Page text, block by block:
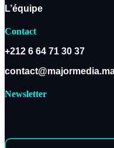
L’équipe
Contact
+212 6 64 71 30 37
Newsletter